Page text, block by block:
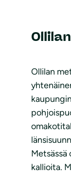
Ollilan
Metsässä
kallioita.